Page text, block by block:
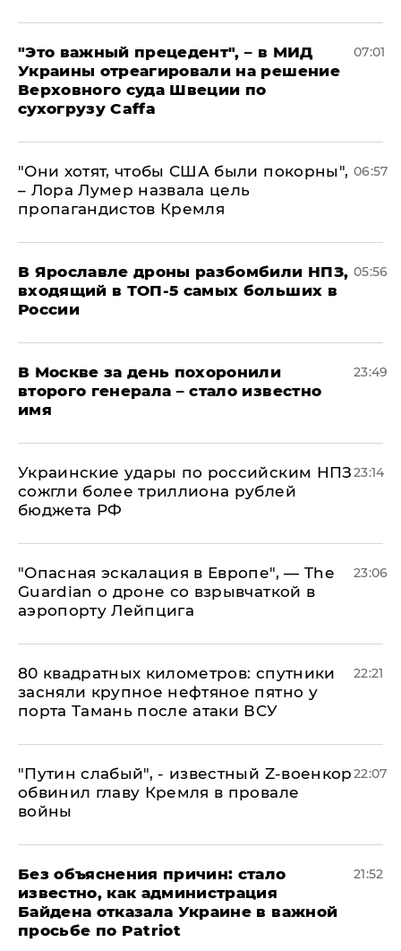
"Это важный прецедент", – в МИД
Украины отреагировали на решение
Верховного суда Швеции по
сухогрузу Caffa
07:01
"Они хотят, чтобы США были покорны",
– Лора Лумер назвала цель
пропагандистов Кремля
06:57
В Ярославле дроны разбомбили НПЗ,
входящий в ТОП-5 самых больших в
России
05:56
В Москве за день похоронили
второго генерала – стало известно
имя
23:49
Украинские удары по российским НПЗ
сожгли более триллиона рублей
бюджета РФ
23:14
"Опасная эскалация в Европе", — The
Guardian о дроне со взрывчаткой в
аэропорту Лейпцига
23:06
80 квадратных километров: спутники
засняли крупное нефтяное пятно у
порта Тамань после атаки ВСУ
22:21
​"Путин слабый", - известный Z-военкор
обвинил главу Кремля в провале
войны
22:07
Без объяснения причин: стало
известно, как администрация
Байдена отказала Украине в важной
просьбе по Patriot
21:52